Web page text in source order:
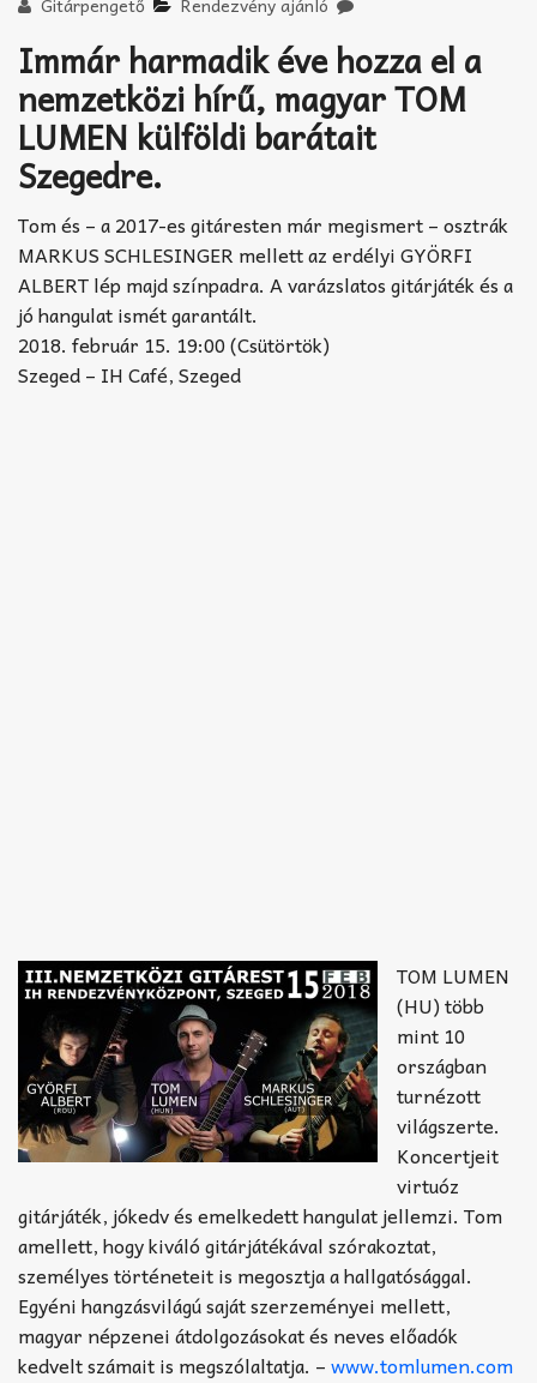
TABok
Improvizáció
Immár harmadik éve hozza el a
nemzetközi hírű, magyar TOM
LUMEN külföldi barátait
Szegedre.
Tom és – a 2017-es gitáresten már megismert – osztrák
MARKUS SCHLESINGER mellett az erdélyi GYÖRFI
ALBERT lép majd színpadra. A varázslatos gitárjáték és a
jó hangulat ismét garantált.
2018. február 15. 19:00 (Csütörtök)
Szeged – IH Café, Szeged
TOM LUMEN
(HU) több
mint 10
országban
turnézott
világszerte.
Koncertjeit
virtuóz
gitárjáték, jókedv és emelkedett hangulat jellemzi. Tom
amellett, hogy kiváló gitárjátékával szórakoztat,
személyes történeteit is megosztja a hallgatósággal.
Egyéni hangzásvilágú saját szerzeményei mellett,
magyar népzenei átdolgozásokat és neves előadók
kedvelt számait is megszólaltatja. –www.tomlumen.com